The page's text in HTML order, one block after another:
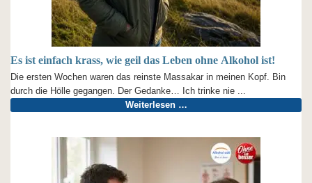
Es ist einfach krass, wie geil das Leben ohne Alkohol ist!
Die ersten Wochen waren das reinste Massakar in meinen Kopf. Bin
durch die Hölle gegangen. Der Gedanke… Ich trinke nie ...
Weiterlesen …